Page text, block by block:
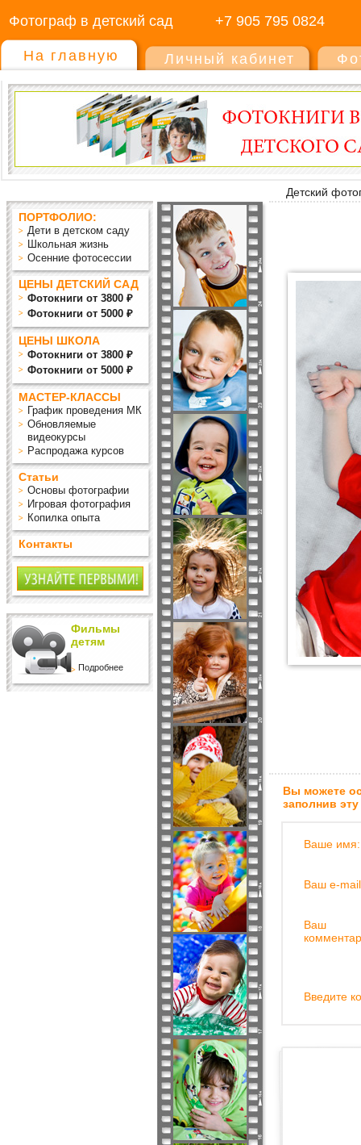
Фотограф в детский сад +7 905 795 0824
На главную Личный кабинет
Детский
ПОРТФОЛИО:
Дети в детском саду
Школьная жизнь
Осенние фотосессии
ЦЕНЫ ДЕТСКИЙ САД
Фотокниги от 3800 ₽
Фотокниги от 5000 ₽
ЦЕНЫ ШКОЛА
Фотокниги от 3800 ₽
Фотокниги от 5000 ₽
МАСТЕР-КЛАССЫ
График проведения МК
Обновляемые
видеокурсы
Распродажа курсов
Статьи
Основы фотографии
Игровая фотография
Копилка опыта
Контакты
Фильмы
детям
Подробнее
Вы можете
заполнив
Ваше имя:
Ваш e-
Ваш
Введите